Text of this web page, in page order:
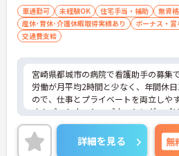
車通勤可 未経験OK 住宅手当・補助 無資
産休･育休･介護休暇取得実績あり
ボーナス・賞
交通費支給
宮崎県都城市の病院で看護助手の募集
労働が月平均2時間と少なく、年間休
ので、仕事とプライベートを両立しや
す！パートナーシップナーシング、プ
ップ体制ありで、不安なく業務に慣れ
ます！ご興味のある方は、面接ポイン
ますので、お気軽にご連絡ください。
詳細を見る 無